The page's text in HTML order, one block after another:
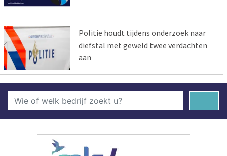
Politie houdt tijdens onderzoek naar
diefstal met geweld twee verdachten
aan